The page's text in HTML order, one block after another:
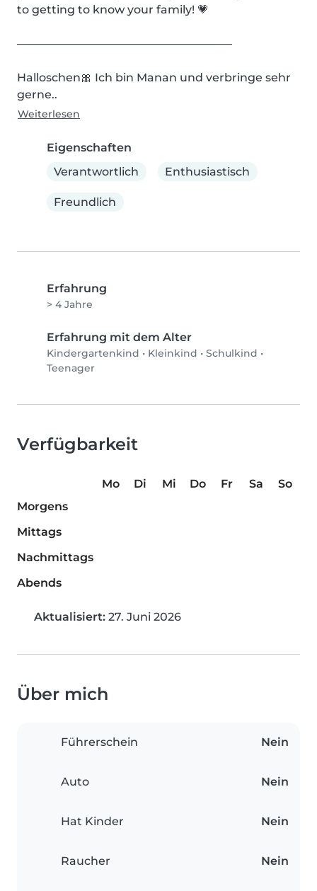
to getting to know your family! 💗
———————————————————
Halloschen🎀 Ich bin Manan und verbringe sehr
gerne..
Weiterlesen
Eigenschaften
Verantwortlich
Enthusiastisch
Freundlich
Erfahrung
> 4 Jahre
Erfahrung mit dem Alter
Kindergartenkind • Kleinkind • Schulkind •
Teenager
Verfügbarkeit
Mo Di Mi Do Fr Sa
So
Morgens
Mittags
Nachmittags
Abends
Aktualisiert: 27. Juni 2026
Über mich
Führerschein Nein
Auto Nein
Hat Kinder Nein
Raucher Nein